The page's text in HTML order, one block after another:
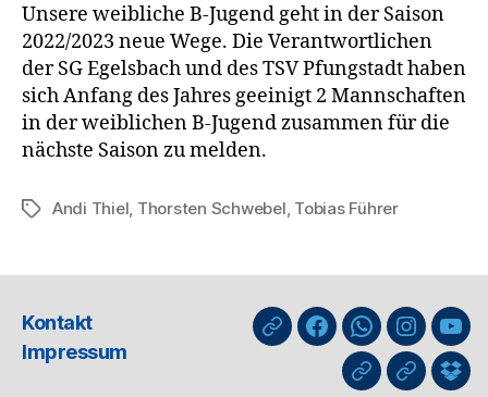
Unsere weibliche B-Jugend geht in der Saison
2022/2023 neue Wege. Die Verantwortlichen
der SG Egelsbach und des TSV Pfungstadt haben
sich Anfang des Jahres geeinigt 2 Mannschaften
in der weiblichen B-Jugend zusammen für die
nächste Saison zu melden.
Schlagwörter
Andi Thiel Thorsten Schwebel Tobias Führer
Kontakt
Impressum
nuLigaFacebookWhatsApp-
Kanal
GIPHYThreads